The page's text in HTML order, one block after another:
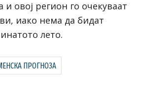
и овој регион го очекуваат
иако нема да бидат
лето.
ПРОГНОЗА